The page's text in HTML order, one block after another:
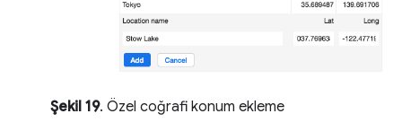
Şekil 19. Özel coğrafi konum ekleme